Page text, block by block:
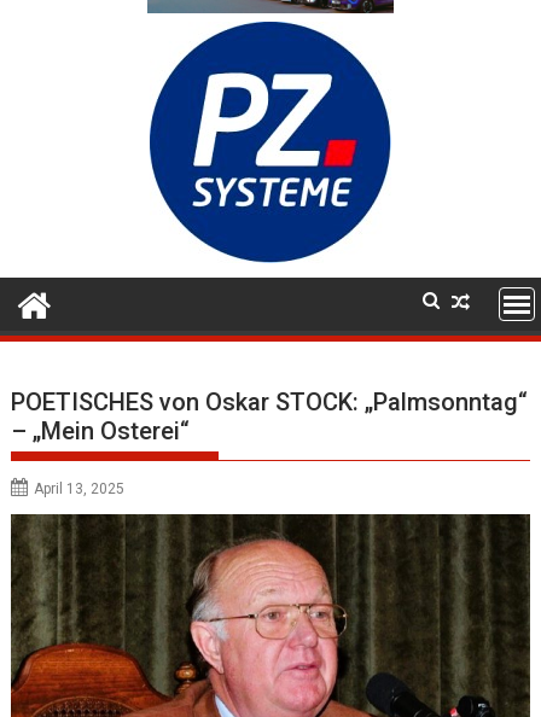
POETISCHES von Oskar STOCK: „Palmsonntag“
– „Mein Osterei“
April 13, 2025